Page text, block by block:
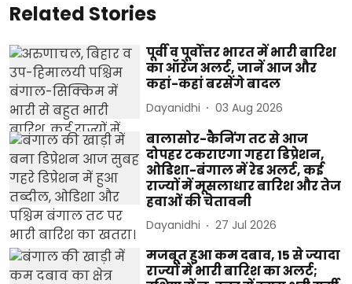
Related Stories
पूर्वी व पूर्वोत्तर भारत में भारी बारिश
का ऑरेंज अलर्ट, जानें आज और
कहां-कहां बरसेंगे बादल
Dayanidhi 03 Aug 2026
बालासोर-कैनिंग तट से आज
दोपहर टकराएगा गहरा डिप्रेशन,
ओडिशा-बंगाल में रेड अलर्ट, कई
राज्यों में मूसलाधार बारिश और तेज
हवाओं की चेतावनी
Dayanidhi 27 Jul 2026
मजबूत हुआ कम दबाव, 15 से ज्यादा
राज्यों में भारी बारिश का अलर्ट;